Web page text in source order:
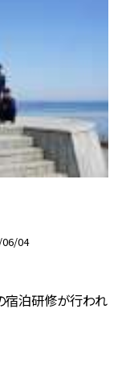
04
宿泊研修が行われ